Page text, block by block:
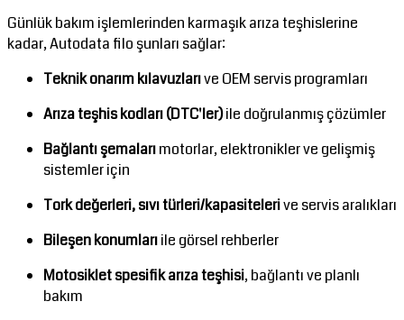
Günlük bakım işlemlerinden karmaşık arıza teşhislerine
kadar, Autodata filo şunları sağlar:
Teknik onarım kılavuzlarıve OEM servis programları
Arıza teşhis kodları (DTC'ler)ile doğrulanmış çözümler
Bağlantı şemalarımotorlar, elektronikler ve gelişmiş
sistemler için
Tork değerleri, sıvı türleri/kapasitelerive servis aralıkları
Bileşen konumlarıile görsel rehberler
Motosiklet spesifik arıza teşhisi, bağlantı ve planlı
bakım